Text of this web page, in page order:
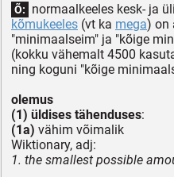
Õ:
normaalkeeles kesk- ja
kõmukeeles (vt ka mega) on
"minimaalseim" ja "kõige
(kokku vähemalt 4500
ning koguni "kõige
olemus
(1) üldises tähenduses:
(1a) vähim võimalik
Wiktionary, adj:
1. the smallest possible